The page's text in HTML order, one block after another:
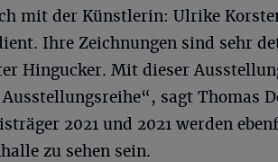
mit der Künstlerin: Ulrike
Ihre Zeichnungen sind sehr
Hingucker. Mit dieser
sagt Thomas
2021 und 2021 werden
zu sehen sein.